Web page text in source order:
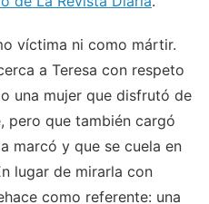
víctima ni como mártir.
a Teresa con respeto
una mujer que disfrutó de
pero que también cargó
marcó y que se cuela en
lugar de mirarla con
como referente: una